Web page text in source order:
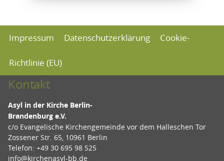
Kontakt
Asyl in der Kirche Berlin-
Brandenburg e.V.
c/o Evangelische Kirchengemeinde vor dem Halleschen Tor
Zossener Str. 65, 10961 Berlin
Telefon: +49 30 695 98 525
info@kirchenasyl-bb.de
Impressum Datenschutzerklärung Cookie-
Richtlinie (EU)